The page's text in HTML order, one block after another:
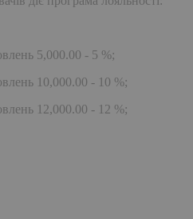
5,000.00 - 5 %;
10,000.00 - 10 %;
12,000.00 - 12 %;